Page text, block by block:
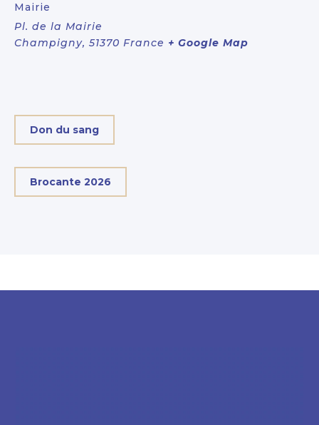
Mairie
Pl. de la Mairie
Champigny, 51370 France + Google Map
Don du sang
Brocante 2026